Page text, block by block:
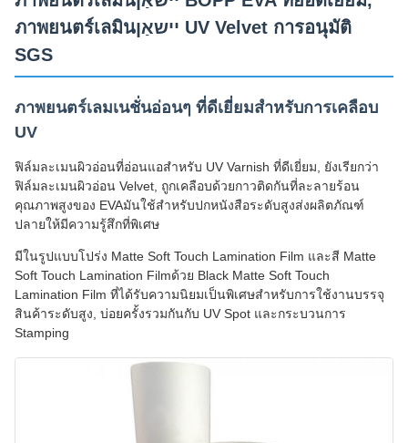
ภาพยนตร์เลมินיישאַן UV Velvet การอนุมัติ
SGS
ภาพยนตร์เลมเนชั่นอ่อนๆ ที่ดีเยี่ยมสําหรับการเคลือบ
UV
ฟิล์มละเมนผิวอ่อนที่อ่อนแอสําหรับ UV Varnish ที่ดีเยี่ยม, ยังเรียกว่า
ฟิล์มละเมนผิวอ่อน Velvet, ถูกเคลือบด้วยกาวติดกันที่ละลายร้อน
คุณภาพสูงของ EVAมันใช้สําหรับปกหนังสือระดับสูงส่งผลิตภัณฑ์
ปลายให้มีความรู้สึกที่พิเศษ
มีในรูปแบบโปร่ง Matte Soft Touch Lamination Film และสี Matte
Soft Touch Lamination Filmด้วย Black Matte Soft Touch
Lamination Film ที่ได้รับความนิยมเป็นพิเศษสําหรับการใช้งานบรรจุ
สินค้าระดับสูง, บ่อยครั้งรวมกันกับ UV Spot และกระบวนการ
Stamping